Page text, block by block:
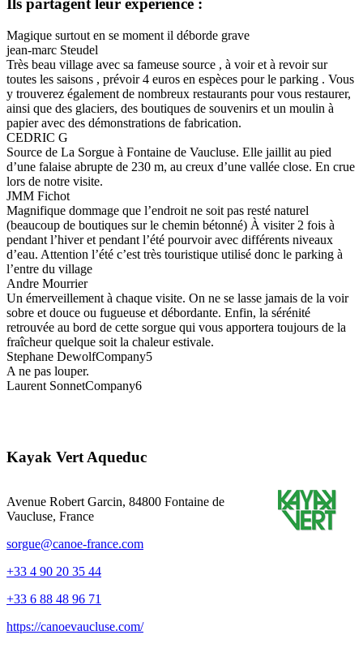
Ils partagent leur expérience :
Magique surtout en se moment il déborde grave
jean-marc Steudel
Très beau village avec sa fameuse source , à voir et à revoir sur
toutes les saisons , prévoir 4 euros en espèces pour le parking . Vous
y trouverez également de nombreux restaurants pour vous restaurer,
ainsi que des glaciers, des boutiques de souvenirs et un moulin à
papier avec des démonstrations de fabrication.
CEDRIC G
Source de La Sorgue à Fontaine de Vaucluse. Elle jaillit au pied
d’une falaise abrupte de 230 m, au creux d’une vallée close. En crue
lors de notre visite.
JMM Fichot
Magnifique dommage que l’endroit ne soit pas resté naturel
(beaucoup de boutiques sur le chemin bétonné) À visiter 2 fois à
pendant l’hiver et pendant l’été pourvoir avec différents niveaux
d’eau. Attention l’été c’est très touristique utilisé donc le parking à
l’entre du village
Andre Mourrier
Un émerveillement à chaque visite. On ne se lasse jamais de la voir
sobre et douce ou fugueuse et débordante. Enfin, la sérénité
retrouvée au bord de cette sorgue qui vous apportera toujours de la
fraîcheur quelque soit la chaleur estivale.
Stephane DewolfCompany5
A ne pas louper.
Laurent SonnetCompany6
Kayak Vert Aqueduc
Avenue Robert Garcin, 84800 Fontaine de
Vaucluse, France
sorgue@canoe-france.com
+33 4 90 20 35 44
+33 6 88 48 96 71
https://canoevaucluse.com/